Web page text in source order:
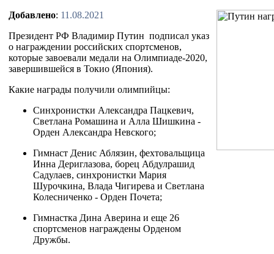
Добавлено: 11.08.2021
Президент РФ Владимир Путин подписал указ
о награждении российских спортсменов,
которые завоевали медали на Олимпиаде-2020,
завершившейся в Токио (Япония).
Какие награды получили олимпийцы:
Синхронистки Александра Пацкевич,
Светлана Ромашина и Алла Шишкина -
Орден Александра Невского;
Гимнаст Денис Аблязин, фехтовальщица
Инна Дериглазова, борец Абдулрашид
Садулаев, синхронистки Мария
Шурочкина, Влада Чигирева и Светлана
Колесниченко - Орден Почета;
Гимнастка Дина Аверина и еще 26
спортсменов награждены Орденом
Дружбы.